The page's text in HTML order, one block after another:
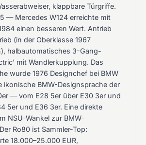
klappbare Türgriffe.
— Mercedes W124 erreichte mit
einen besseren Wert. Antrieb
(in der Oberklasse 1967
halbautomatisches 3-Gang-
mit Wandlerkupplung. Das
wurde 1976 Designchef bei BMW
ikonische BMW-Designsprache der
— vom E28 5er über E30 3er und
5er und E36 3er. Eine direkte
NSU-Wankel zur BMW-
Ro80 ist Sammler-Top:
18.000–25.000 EUR,